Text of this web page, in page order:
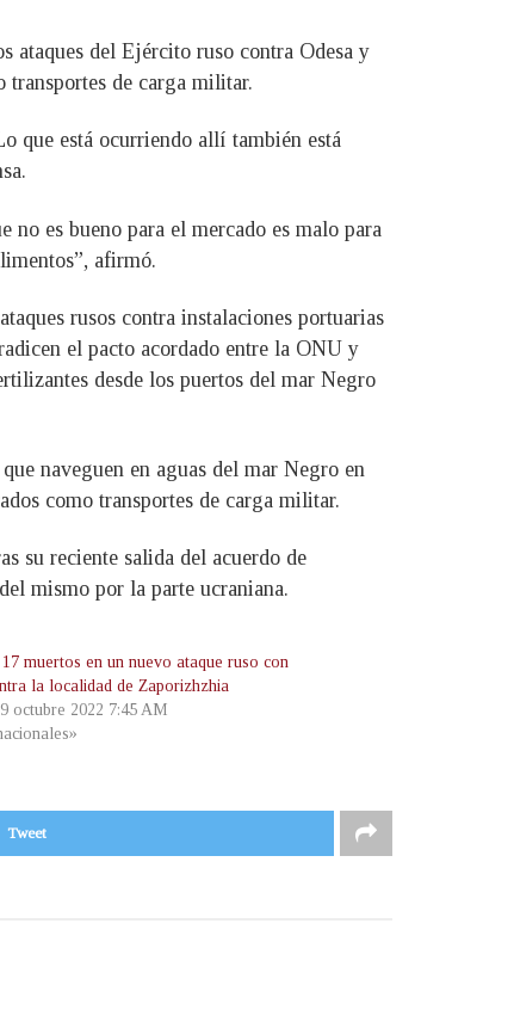
ataques del Ejército ruso contra Odesa y
de carga militar.
que está ocurriendo allí también está
es bueno para el mercado es malo para
afirmó.
rusos contra instalaciones portuarias
el pacto acordado entre la ONU y
desde los puertos del mar Negro
naveguen en aguas del mar Negro en
como transportes de carga militar.
su reciente salida del acuerdo de
mismo por la parte ucraniana.
muertos en un nuevo ataque ruso con
la localidad de Zaporizhzhia
octubre 2022 7:45 AM
Tweet